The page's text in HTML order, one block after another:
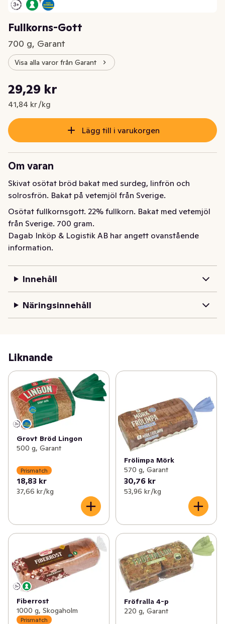
Fullkorns-Gott
700 g, Garant
Visa alla varor från Garant
Nuvarande pris är: 29,29 kr
29,29 kr
41,84 kr /kg
Styckpris: 41,84 kr /kg
Lägg till i varukorgen
Om varan
Skivat osötat bröd bakat med surdeg, linfrön och
solrosfrön. Bakat på vetemjöl från Sverige.
Osötat fullkornsgott. 22% fullkorn. Bakat med vetemjöl
från Sverige. 700 gram.
Dagab Inköp & Logistik AB har angett ovanstående
information.
Innehåll
Näringsinnehåll
Liknande
Grovt Bröd Lingon
500 g, Garant
Prismatch
18,83 kr
37,66 kr /kg
Frölimpa Mörk
570 g, Garant
30,76 kr
53,96 kr /kg
Fiberrost
1000 g, Skogaholm
Prismatch
Fröfralla 4-p
220 g, Garant